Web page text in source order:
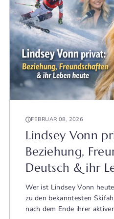
FEBRUAR 08, 2026
Lindsey Vonn
Beziehung,
Deutsch & ihr
Wer ist Lindsey Vonn
zu den bekanntesten
nach dem Ende ihrer